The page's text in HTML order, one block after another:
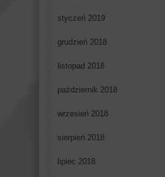
styczeń 2019
grudzień 2018
listopad 2018
październik 2018
wrzesień 2018
sierpień 2018
lipiec 2018